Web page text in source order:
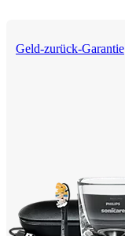
Geld-zurück-Garantie